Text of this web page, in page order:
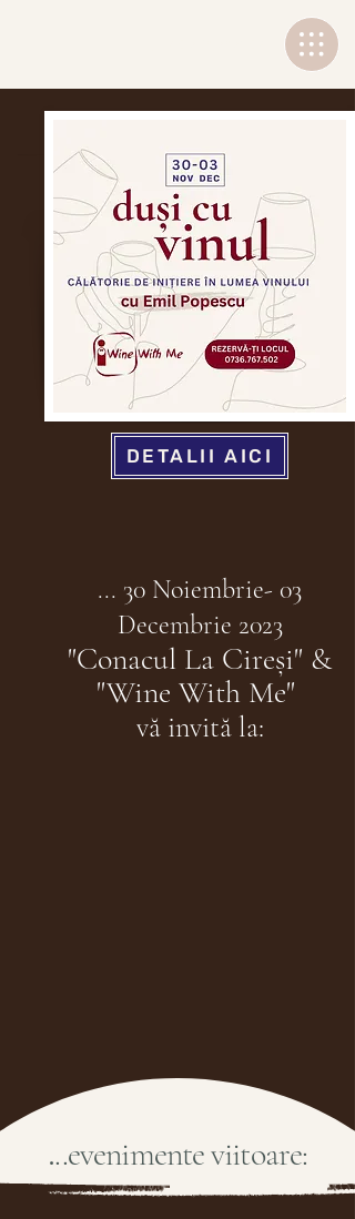
DETALII AICI
... 30 Noiembrie- 03
Decembrie 2023
"Conacul La Cireși" &
"Wine With Me"
vă invită la:
...evenimente viitoare: